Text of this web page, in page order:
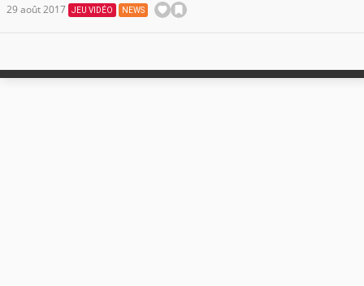
29 août 2017 JEU VIDÉO NEWS